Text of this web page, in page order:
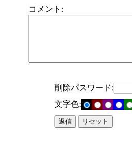
コメント:
削除パスワード:
文字色: